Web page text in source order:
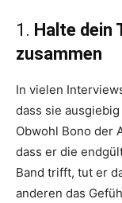
1. Halte dein
zusammen
In vielen
dass sie
Obwohl Bono der
dass er die
Band trifft, tut er
anderen das